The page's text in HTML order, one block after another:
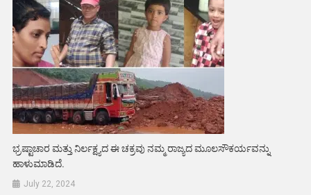
ಭ್ರಷ್ಟಾಚಾರ ಮತ್ತು ನಿರ್ಲಕ್ಷ್ಯದ ಈ ಚಕ್ರವು ನಮ್ಮ ರಾಜ್ಯದ ಮೂಲಸೌಕರ್ಯವನ್ನು
ಹಾಳುಮಾಡಿದೆ.
July 22, 2024